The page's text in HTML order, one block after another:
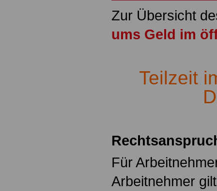
Zur Übersicht
ums Geld im
Teilzeit
Für
Arbeitnehmer